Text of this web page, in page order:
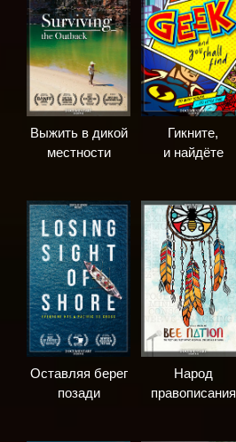
Выжить в дикой
местности
Гикните,
и найдёте
Оставляя берег
позади
Народ
правописания